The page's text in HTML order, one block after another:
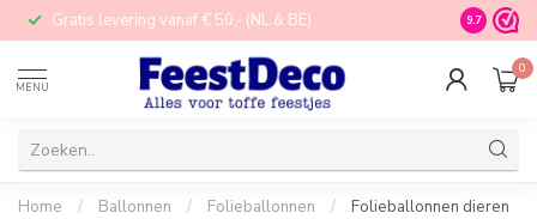
Gratis levering vanaf € 50,- (NL & BE) STORE in
9.7
MENU
0
Home / Ballonnen / Folieballonnen / Folieballonnen dieren